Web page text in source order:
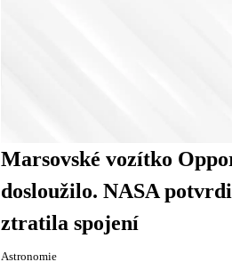
Marsovské vozítko
dosloužilo. NASA
ztratila spojení
Astronomie